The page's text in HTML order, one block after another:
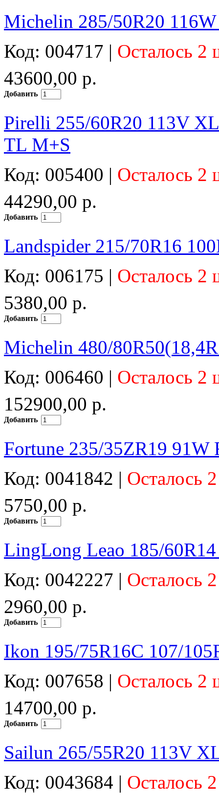
Michelin 285/50R20
Код: 004717 | Осталось 2
43600,00 р.
Добавить
Pirelli 255/60R20 113V
TL M+S
Код: 005400 | Осталось 2
44290,00 р.
Добавить
Landspider 215/70R16
Код: 006175 | Осталось 2
5380,00 р.
Добавить
Michelin 480/
Код: 006460 | Осталось 2
152900,00 р.
Добавить
Fortune 235/35ZR19 91W
Код: 0041842 | Осталось
5750,00 р.
Добавить
LingLong Leao 185/
Код: 0042227 | Осталось
2960,00 р.
Добавить
Ikon 195/75R16C 107/
Код: 007658 | Осталось 2
14700,00 р.
Добавить
Sailun 265/55R20 113V
Код: 0043684 | Осталось